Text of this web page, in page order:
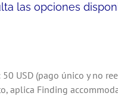
las opciones
USD (pago único y no
aplica Finding